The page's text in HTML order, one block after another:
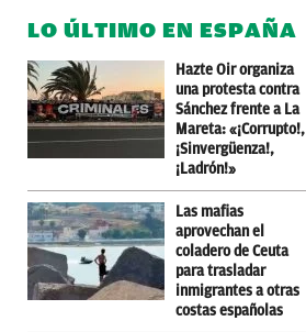
LO ÚLTIMO EN ESPAÑA
Hazte Oir organiza
una protesta contra
Sánchez frente a La
Mareta: «¡Corrupto!,
¡Sinvergüenza!,
¡Ladrón!»
Las mafias
aprovechan el
coladero de Ceuta
para trasladar
inmigrantes a otras
costas españolas